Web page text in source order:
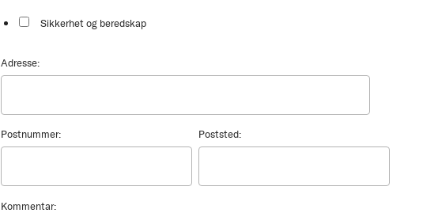
Sikkerhet og beredskap
Adresse:
Postnummer: Poststed:
Kommentar: